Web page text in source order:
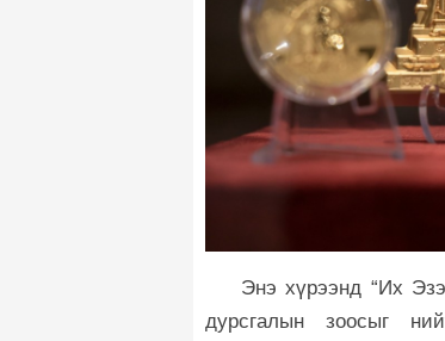
Энэ хүрээнд “Их
дурсгалын зоосыг